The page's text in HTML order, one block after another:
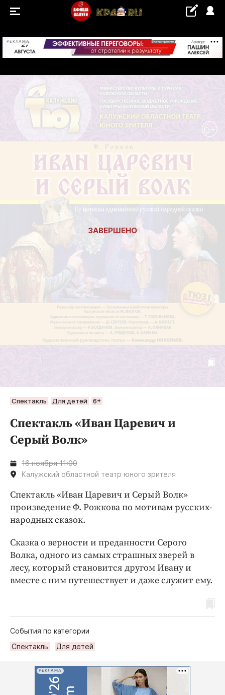
РЕКЛАМА +29...+30 °С
СОБЫТИЯ
Концерты
Выставки
Спектакль Для детей 6+
Спектакль «Иван Царевич и
Серый Волк»
16 ноября 11:00
Калужский областной театр юного зрителя
Спектакль «Иван Царевич и Серый Волк»
произведение Ф. Рожкова по мотивам русских-
народных сказок.
Сказка о верности и преданности Серого
Волка, одного из самых страшных зверей в
лесу, который становится другом Ивану и
вместе с ним путешествует и даже служит ему.
События по категории
Спектакль
Для детей
РЕКЛАМА